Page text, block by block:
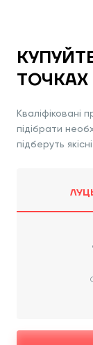
Кваліфіковані
підібрати
підберуть